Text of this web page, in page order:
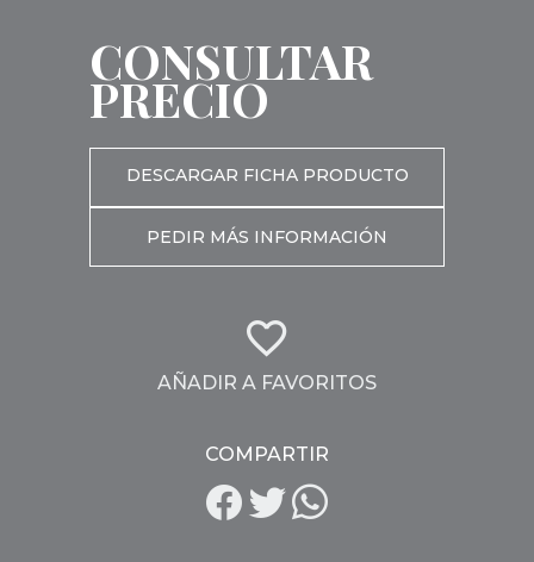
CONSULTAR
PRECIO
DESCARGAR FICHA PRODUCTO
PEDIR MÁS INFORMACIÓN
AÑADIR A FAVORITOS
COMPARTIR